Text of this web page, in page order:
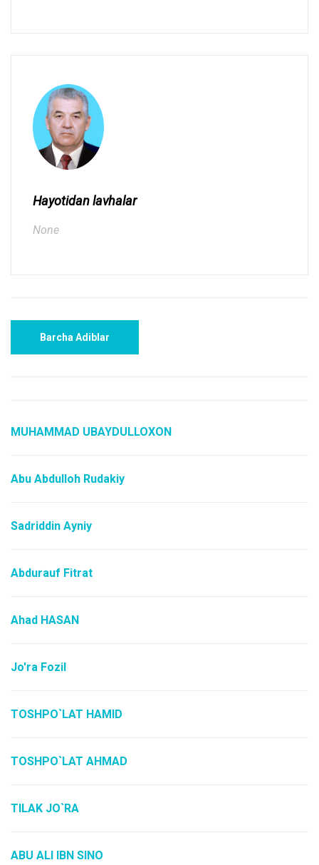
Hayotidan lavhalar
None
Barcha Adiblar
MUHAMMAD UBAYDULLOXON
Abu Abdulloh Rudakiy
Sadriddin Ayniy
Abdurauf Fitrat
Ahad HASAN
Jo'ra Fozil
TOSHPO`LAT HAMID
TOSHPO`LAT AHMAD
TILAK JO`RA
ABU ALI IBN SINO